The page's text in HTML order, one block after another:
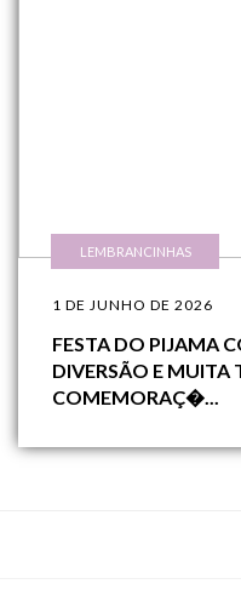
LEMBRANCINHAS
1 DE JUNHO DE 2026
FESTA DO PIJAMA
DIVERSÃO E MUITA
COMEMORAÇ�...